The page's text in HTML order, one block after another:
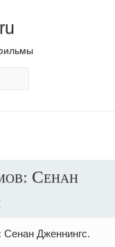
Сенан
Дженнингс.